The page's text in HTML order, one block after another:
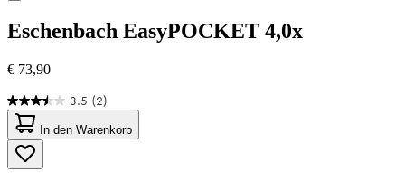
Eschenbach EasyPOCKET 4,0x
€ 73,90
3.5 (2)
3.5
von
5
Sternen.
2
In den Warenkorb